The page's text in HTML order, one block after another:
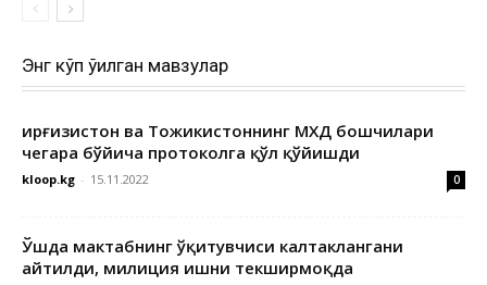
Энг кўп ўқилган мавзулар
Қирғизистон ва Тожикистоннинг МХДҚ бошчилари
чегара бўйича протоколга қўл қўйишди
kloop.kg - 15.11.2022 0
Ўшда мактабнинг ўқитувчиси калтаклангани
айтилди, милиция ишни текширмоқда